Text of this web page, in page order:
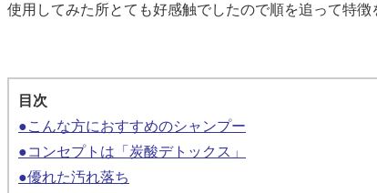
使用してみた所とても好感触でしたので順を追って特徴
目次
●こんな方におすすめのシャンプー
●コンセプトは「炭酸デトックス」
●優れた汚れ落ち